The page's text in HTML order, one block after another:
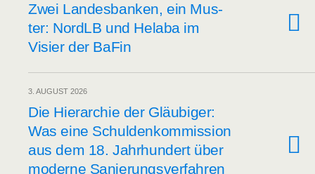
Zwei Lan­des­ban­ken, ein Mus­
ter: NordLB und Hela­ba im
Visier der BaFin
3. AUGUST 2026
Die Hier­ar­chie der Gläu­bi­ger:
Was eine Schul­den­kom­mis­si­on
aus dem 18. Jahr­hun­dert über
moder­ne Sanie­rungs­ver­fah­ren